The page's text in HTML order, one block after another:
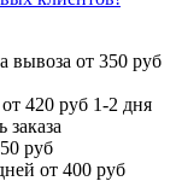
от 350 руб
420 руб 1-2 дня
руб
от 400 руб